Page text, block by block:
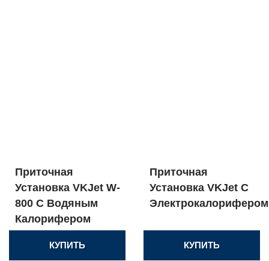
Приточная
Установка VKJet W-
800 С Водяным
Калорифером
КУПИТЬ
Приточная
Установка VKJet С
Электрокалорифером
КУПИТЬ